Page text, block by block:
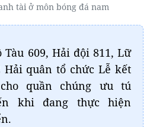
tài ở môn bóng đá nam
Tàu 609, Hải đội 811, Lữ
Hải quân tổ chức Lễ kết
quần chúng ưu tú
khi đang thực hiện